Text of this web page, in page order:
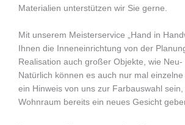
Materialien unterstützen wir Sie gerne.
Mit unserem Meisterservice „Hand in
Ihnen die Inneneinrichtung von der
Realisation auch großer Objekte, wie Neu-
Natürlich können es auch nur mal
ein Hinweis von uns zur Farbauswahl
Wohnraum bereits ein neues Gesicht